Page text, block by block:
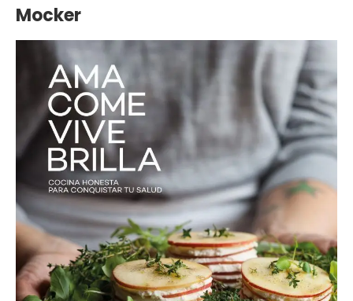
Mocker